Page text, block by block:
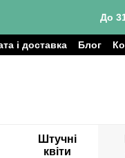
До
і доставка Блог
Штучні
квіти